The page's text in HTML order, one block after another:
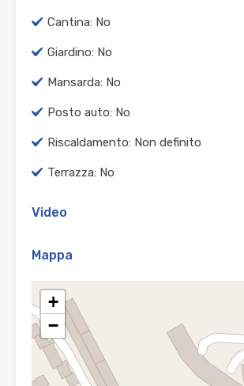
Cantina: No
Giardino: No
Mansarda: No
Posto auto: No
Riscaldamento: Non definito
Terrazza: No
Video
Mappa
+
−